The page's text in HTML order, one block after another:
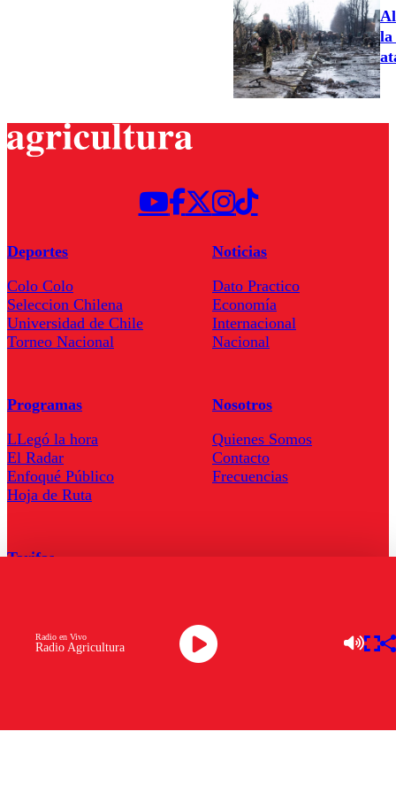
la
Radio Agricultura
Radio en Vivo
Deportes
Colo Colo
Seleccion Chilena
Universidad de Chile
Torneo Nacional
Noticias
Dato Practico
Economía
Internacional
Nacional
Programas
LLegó la hora
El Radar
Enfoqué Público
Hoja de Ruta
Nosotros
Quienes Somos
Contacto
Frecuencias
Tarifas
Descarga la APP